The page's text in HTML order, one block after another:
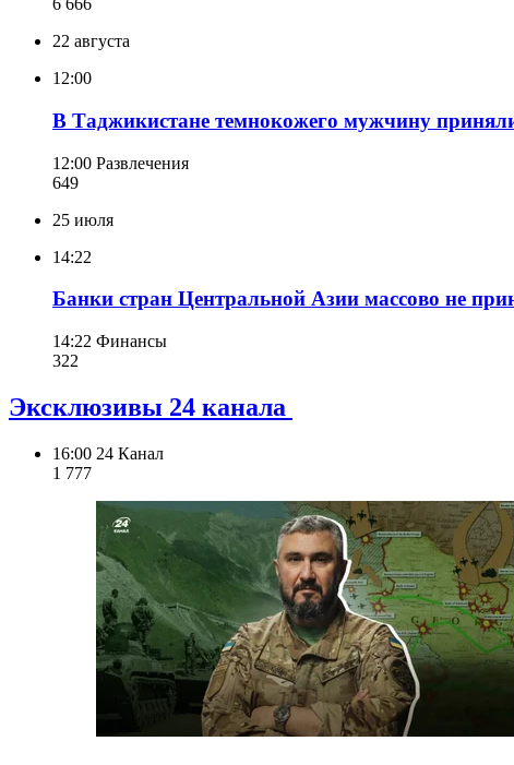
6 666
22 августа
12:00
В Таджикистане темнокожего мужчину
12:00 Развлечения
649
25 июля
14:22
Банки стран Центральной Азии массово не
14:22 Финансы
322
Эксклюзивы 24 канала
16:00 24 Канал
1 777